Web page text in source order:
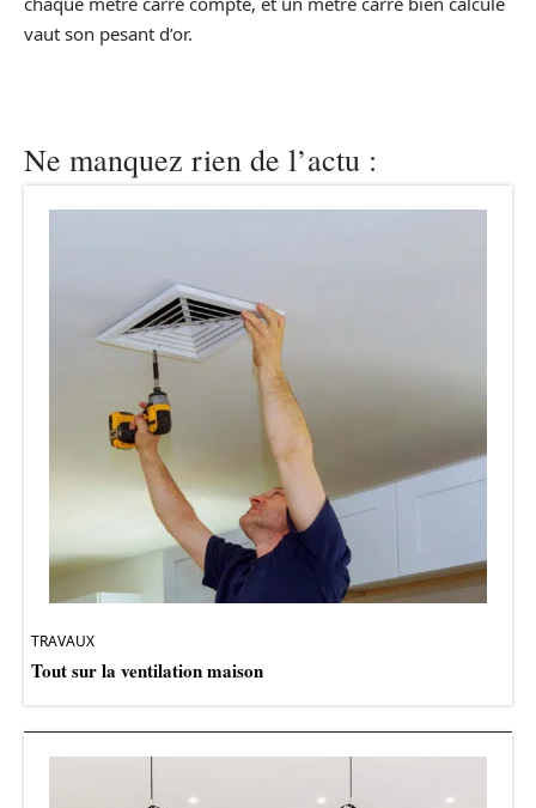
vaut son pesant d’or.
Ne manquez rien de l’actu :
TRAVAUX
Tout sur la ventilation maison